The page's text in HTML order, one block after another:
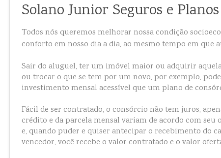
Solano Junior Seguros e
Todos nós queremos melhorar nossa condição
conforto em nosso dia a dia, ao mesmo tempo em que
Sair do aluguel, ter um imóvel maior ou adquirir
ou trocar o que se tem por um novo, por exemplo,
investimento mensal acessível que um plano de
Fácil de ser contratado, o consórcio não tem juros,
crédito e da parcela mensal variam de acordo com seu
e, quando puder e quiser antecipar o recebimento do
vencedor, você recebe o valor contratado e o valor